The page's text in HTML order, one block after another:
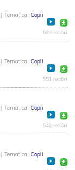
| Tematica: Copii
589 redări
| Tematica: Copii
551 redări
| Tematica: Copii
546 redări
| Tematica: Copii